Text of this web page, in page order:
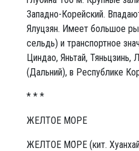
Западно-Корейский.
Ялуцзян. Имеет большое
сельдь) и транспортное
Циндао, Яньтай,
(Дальний), в Республике
* * *
ЖЕЛТОЕ МОРЕ
ЖЕЛТОЕ МО́РЕ (кит.